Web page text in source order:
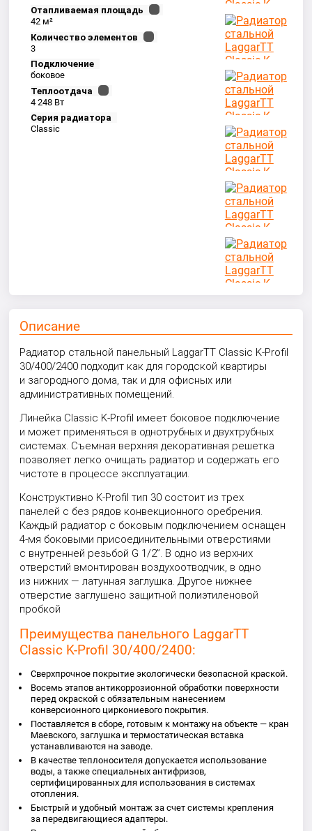
Отапливаемая площадь
42 м²
Количество элементов
3
Подключение
боковое
Теплоотдача
4 248 Вт
Серия радиатора
Classic
Описание
Радиатор стальной панельный LaggarTT Classic K-Profil
30/400/2400 подходит как для городской квартиры
и загородного дома, так и для офисных или
административных помещений.
Линейка Classic K-Profil имеет боковое подключение
и может применяться в однотрубных и двухтрубных
системах. Съемная верхняя декоративная решетка
позволяет легко очищать радиатор и содержать его
чистоте в процессе эксплуатации.
Конструктивно K-Profil тип 30 состоит из трех
панелей с без рядов конвекционного оребрения.
Каждый радиатор с боковым подключением оснащен
4-мя боковыми присоединительными отверстиями
с внутренней резьбой G 1/2”. В одно из верхних
отверстий вмонтирован воздухоотводчик, в одно
из нижних — латунная заглушка. Другое нижнее
отверстие заглушено защитной полиэтиленовой
пробкой
Преимущества панельного LaggarTT
Classic K-Profil 30/400/2400:
Сверхпрочное покрытие экологически безопасной краской.
Восемь этапов антикоррозионной обработки поверхности
перед окраской с обязательным нанесением
конверсионного циркониевого покрытия.
Поставляется в сборе, готовым к монтажу на объекте — кран
Маевского, заглушка и термостатическая вставка
устанавливаются на заводе.
В качестве теплоносителя допускается использование
воды, а также специальных антифризов,
сертифицированных для использования в системах
отопления.
Быстрый и удобный монтаж за счет системы крепления
за передвигающиеся адаптеры.